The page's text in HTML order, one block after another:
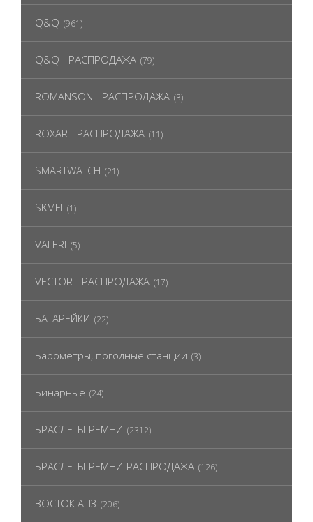
Q&Q (961)
Q&Q - РАСПРОДАЖА (79)
ROMANSON - РАСПРОДАЖА (3)
ROXAR - РАСПРОДАЖА (11)
SMARTWATCH (21)
SKMEI (1)
VALERI (5)
VECTOR - РАСПРОДАЖА (17)
БАТАРЕЙКИ (22)
Барометры, погодные станции (3)
Бинарные (24)
БРАСЛЕТЫ РЕМНИ (2312)
БРАСЛЕТЫ РЕМНИ-РАСПРОДАЖА (126)
ВОСТОК АПЗ (206)